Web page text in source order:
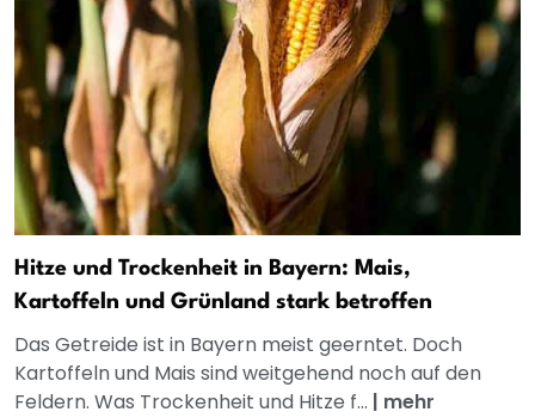
Hitze und Trockenheit in Bayern: Mais,
Kartoffeln und Grünland stark betroffen
Das Getreide ist in Bayern meist geerntet. Doch
Kartoffeln und Mais sind weitgehend noch auf den
Feldern. Was Trockenheit und Hitze f... | mehr